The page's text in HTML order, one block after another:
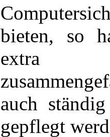
bieten, so
extra
auch
gepflegt